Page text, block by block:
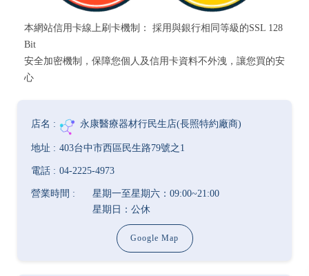
本網站信用卡線上刷卡機制： 採用與銀行相同等級的SSL 128
Bit
安全加密機制，保障您個人及信用卡資料不外洩，讓您買的安
心
永康醫療器材行民生店(長照特約廠商)
403台中市西區民生路79號之1
04-2225-4973
星期一至星期六：09:00~21:00
星期日：公休
Google Map